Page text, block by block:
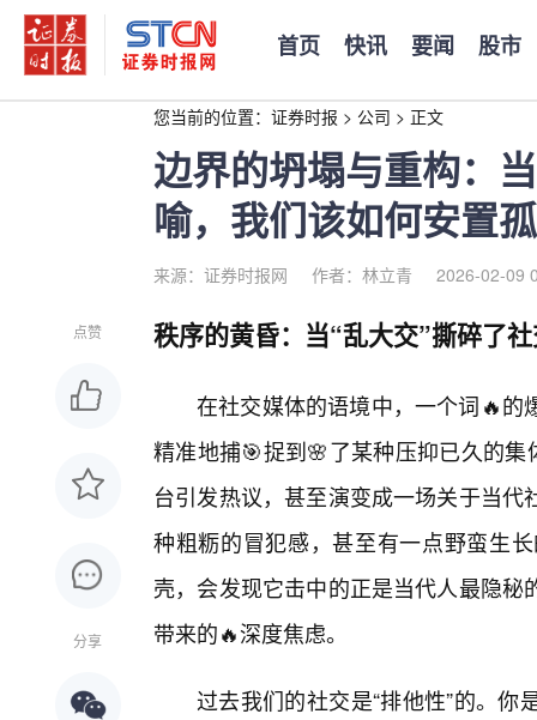
首页 快讯 要闻 股市
您当前的位置： 证券时报 > 公司 > 正文
边界的坍塌与重构：
喻，我们该如何安置
来源：证券时报网 作者：林立青 2026-02-09
点赞
分享
秩序的黄昏：当“乱大交”撕碎了
在社交媒体的语境中，一个词🔥的
精准地捕🎯捉到🌸了某种压抑已久的
台引发热议，甚至演变成一场关于当
种粗粝的冒犯感，甚至有一点野蛮生
壳，会发现它击中的正是当代人最隐
带来的🔥深度焦虑。
过去我们的社交是“排他性”的。